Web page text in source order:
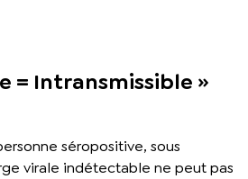
= Intransmissible »
séropositive, sous
virale indétectable ne peut pas